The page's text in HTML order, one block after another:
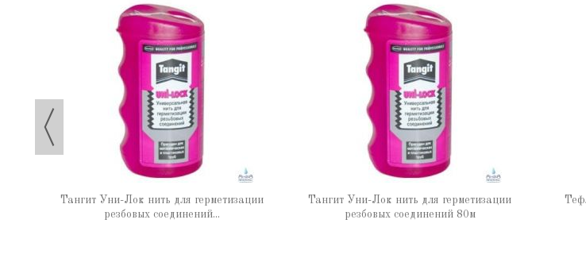
Тангит Уни-Лок нить для герметизации
резбовых соединений...
Тангит Уни-Лок нить для герметизации
резбовых соединений 80м